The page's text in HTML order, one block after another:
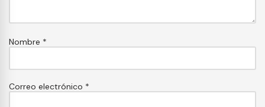
Nombre *
Correo electrónico *